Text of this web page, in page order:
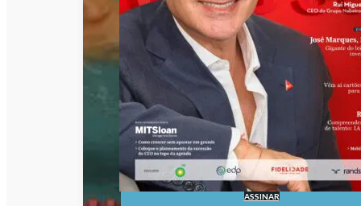
ASSINAR